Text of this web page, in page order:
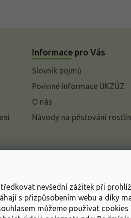
nevšední zážitek při
s přizpůsobením webu a díky
můžeme používat
Informace pro Vás
Slovník pojmů
Povinné informace UKZÚZ
O nás
Návody na pěstování rostlin